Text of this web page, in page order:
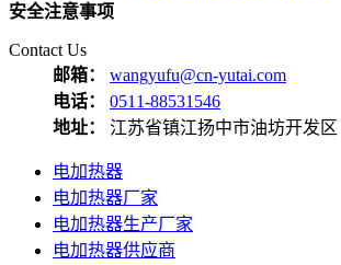
安全注意事项
Contact Us
邮箱：
wangyufu@cn-yutai.com
电话：
0511-88531546
地址：
江苏省镇江扬中市油坊开发区
电加热器
电加热器厂家
电加热器生产厂家
电加热器供应商